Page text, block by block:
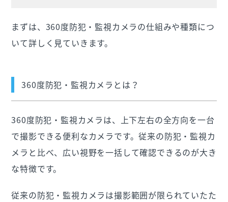
まずは、360度防犯・監視カメラの仕組みや種類につ
いて詳しく見ていきます。
360度防犯・監視カメラとは？
360度防犯・監視カメラは、上下左右の全方向を一台
で撮影できる便利なカメラです。従来の防犯・監視カ
メラと比べ、広い視野を一括して確認できるのが大き
な特徴です。
従来の防犯・監視カメラは撮影範囲が限られていたた